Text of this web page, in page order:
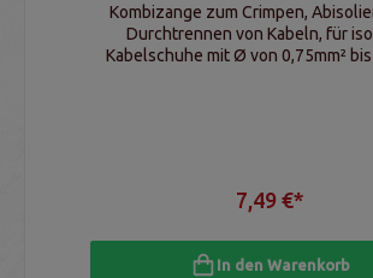
Kombizange zum Crimpen,
Durchtrennen von Kabeln, für
Kabelschuhe mit Ø von 0,75mm² bis
7,49 €*
In den Warenkorb